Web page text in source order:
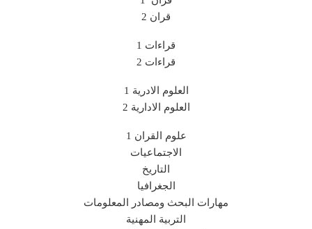
قران 2
قراءات 1
قراءات 2
العلوم الادرية 1
العلوم الادارية 2
علوم القران 1
الاجتماعيات
التاريخ
الجغرافيا
مهارات البحث ومصادر المعلومات
التربية المهنية